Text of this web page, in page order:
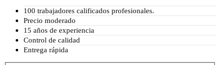
100 trabajadores calificados profesionales.
Precio moderado
15 años de experiencia
Control de calidad
Entrega rápida